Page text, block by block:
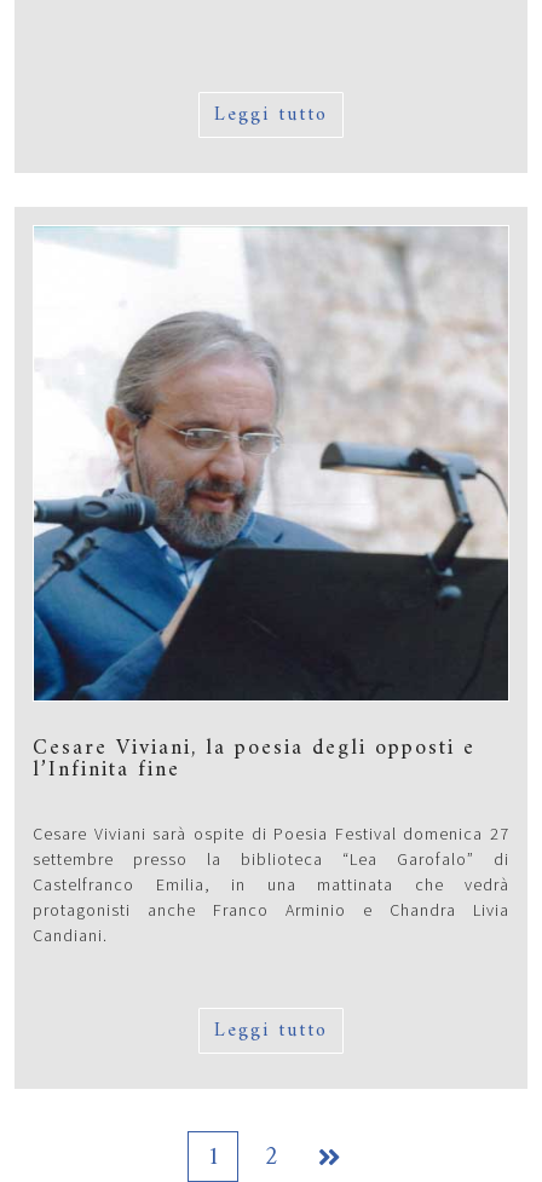
Leggi tutto
Cesare Viviani, la poesia degli opposti e
l’Infinita fine
Cesare Viviani sarà ospite di Poesia Festival domenica 27
settembre presso la biblioteca “Lea Garofalo” di
Castelfranco Emilia, in una mattinata che vedrà
protagonisti anche Franco Arminio e Chandra Livia
Candiani.
Leggi tutto
1 2 